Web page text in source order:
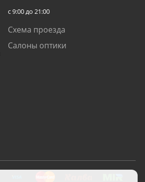
с 9:00 до 21:00
Схема проезда
Салоны оптики